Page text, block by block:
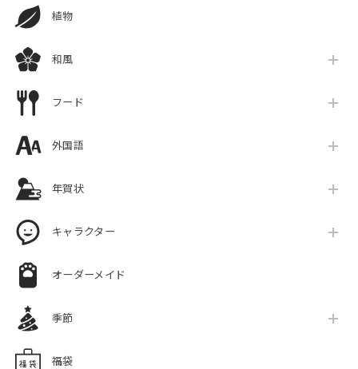
植物
和風
フード
外国語
年賀状
キャラクター
オーダーメイド
季節
福袋